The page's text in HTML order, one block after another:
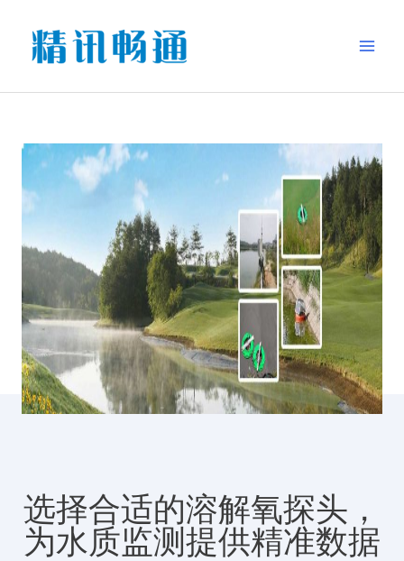
选择合适的溶解氧探头，
为水质监测提供精准数据